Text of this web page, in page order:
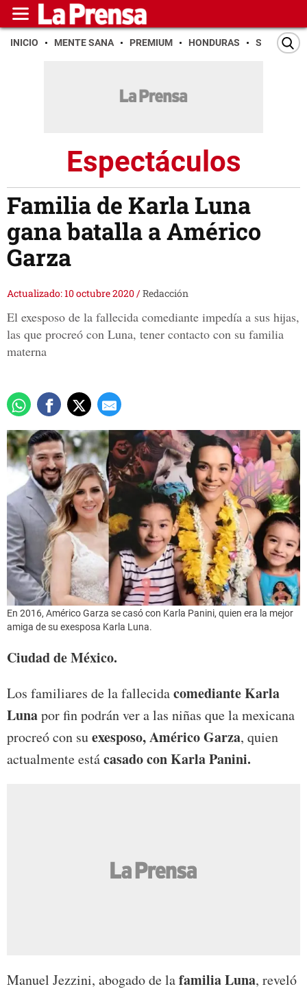
INICIO MENTE SANA PREMIUM HONDURAS SAN PEDRO
Espectáculos
Familia de Karla Luna
gana batalla a Américo
Garza
Actualizado: 10 octubre 2020/Redacción
El exesposo de la fallecida comediante impedía a sus hijas,
las que procreó con Luna, tener contacto con su familia
materna
En 2016, Américo Garza se casó con Karla Panini, quien era la mejor
amiga de su exesposa Karla Luna.
Ciudad de México.
Los familiares de la fallecidacomediante Karla
Lunapor fin podrán ver a las niñas que la mexicana
procreó con suexesposo, Américo Garza, quien
actualmente estácasado con Karla Panini.
Manuel Jezzini, abogado de lafamilia Luna, reveló